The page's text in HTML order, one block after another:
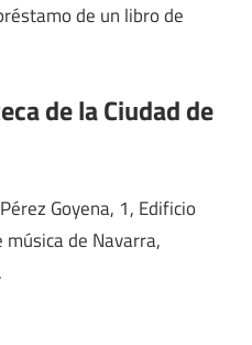
de un libro de
de la Ciudad de
Goyena, 1, Edificio
de Navarra,